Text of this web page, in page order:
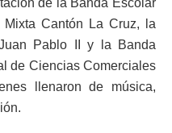
Cantón La Cruz, la
Pablo II y la Banda
de Ciencias Comerciales
llenaron de música,